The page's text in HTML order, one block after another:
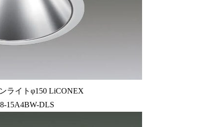
ライトφ150 LiCONEX
15A4BW-DLS